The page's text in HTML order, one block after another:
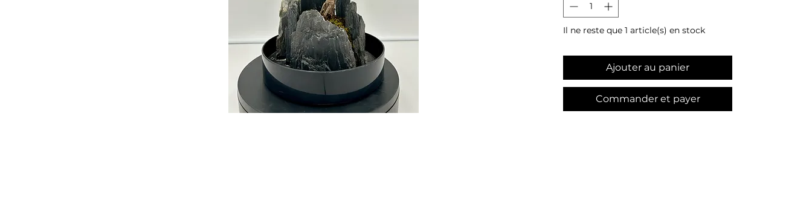
Taille 29X23 cm
Poids 4,8 kg
Il ne reste que 1 article(s) en stock
Ajouter au panier
Commander et payer